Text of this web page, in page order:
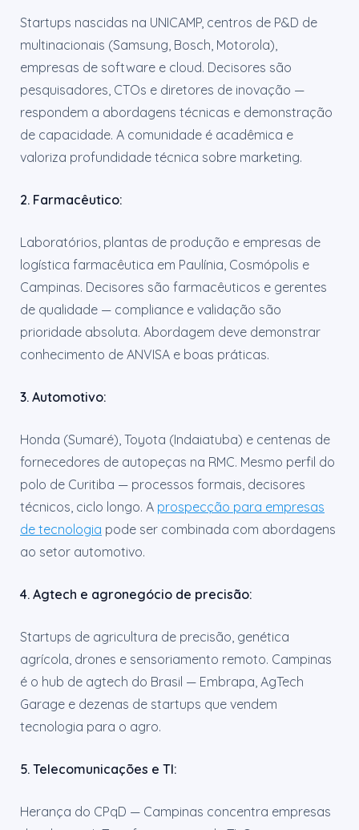
Startups nascidas na UNICAMP, centros de P&D de
multinacionais (Samsung, Bosch, Motorola),
empresas de software e cloud. Decisores são
pesquisadores, CTOs e diretores de inovação —
respondem a abordagens técnicas e demonstração
de capacidade. A comunidade é acadêmica e
valoriza profundidade técnica sobre marketing.
2. Farmacêutico:
Laboratórios, plantas de produção e empresas de
logística farmacêutica em Paulínia, Cosmópolis e
Campinas. Decisores são farmacêuticos e gerentes
de qualidade — compliance e validação são
prioridade absoluta. Abordagem deve demonstrar
conhecimento de ANVISA e boas práticas.
3. Automotivo:
Honda (Sumaré), Toyota (Indaiatuba) e centenas de
fornecedores de autopeças na RMC. Mesmo perfil do
polo de Curitiba — processos formais, decisores
técnicos, ciclo longo. A prospecção para empresas
de tecnologia pode ser combinada com abordagens
ao setor automotivo.
4. Agtech e agronegócio de precisão:
Startups de agricultura de precisão, genética
agrícola, drones e sensoriamento remoto. Campinas
é o hub de agtech do Brasil — Embrapa, AgTech
Garage e dezenas de startups que vendem
tecnologia para o agro.
5. Telecomunicações e TI:
Herança do CPqD — Campinas concentra empresas